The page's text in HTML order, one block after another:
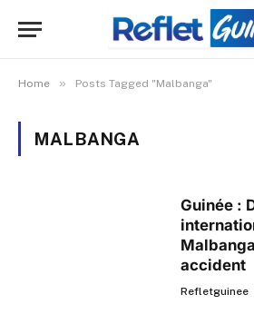
Home » Posts Tagged "Malbanga"
MALBANGA
Guinée :
accident
Refletguinee